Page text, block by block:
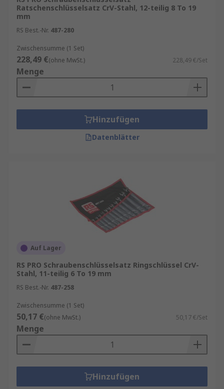
Ratschenschlüsselsatz CrV-Stahl, 12-teilig 8 To 19
mm
RS Best.-Nr. 487-280
Zwischensumme (1 Set)
228,49 €(ohne MwSt.) 228,49 €/Set
Menge
Hinzufügen
Datenblätter
Auf Lager
RS PRO Schraubenschlüsselsatz Ringschlüssel CrV-
Stahl, 11-teilig 6 To 19 mm
RS Best.-Nr. 487-258
Zwischensumme (1 Set)
50,17 €(ohne MwSt.) 50,17 €/Set
Menge
Hinzufügen